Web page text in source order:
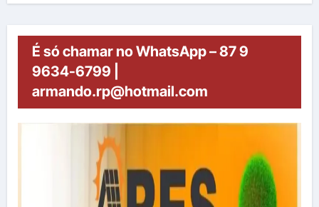
É só chamar no WhatsApp – 87 9
9634-6799 |
armando.rp@hotmail.com